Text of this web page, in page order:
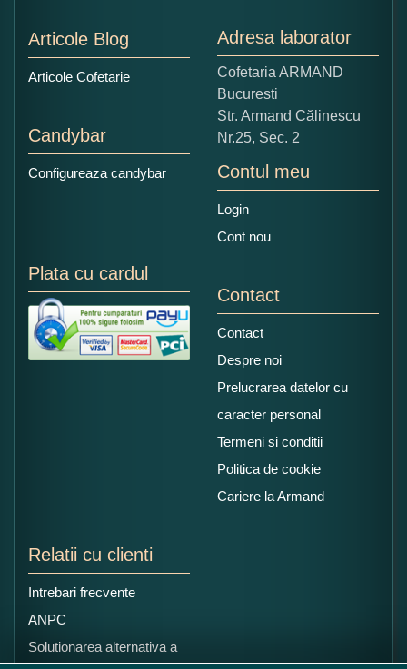
Copiati alaturi numarul din imagine:
Articole Blog
Articole Cofetarie
Candybar
Configureaza candybar
Adresa laborator
Cofetaria ARMAND
Bucuresti
Str. Armand Călinescu
Nr.25, Sec. 2
Contul meu
Login
Cont nou
Plata cu cardul
Contact
Contact
Despre noi
Prelucrarea datelor cu
caracter personal
Termeni si conditii
Politica de cookie
Cariere la Armand
Relatii cu clienti
Intrebari frecvente
ANPC
Solutionarea alternativa a